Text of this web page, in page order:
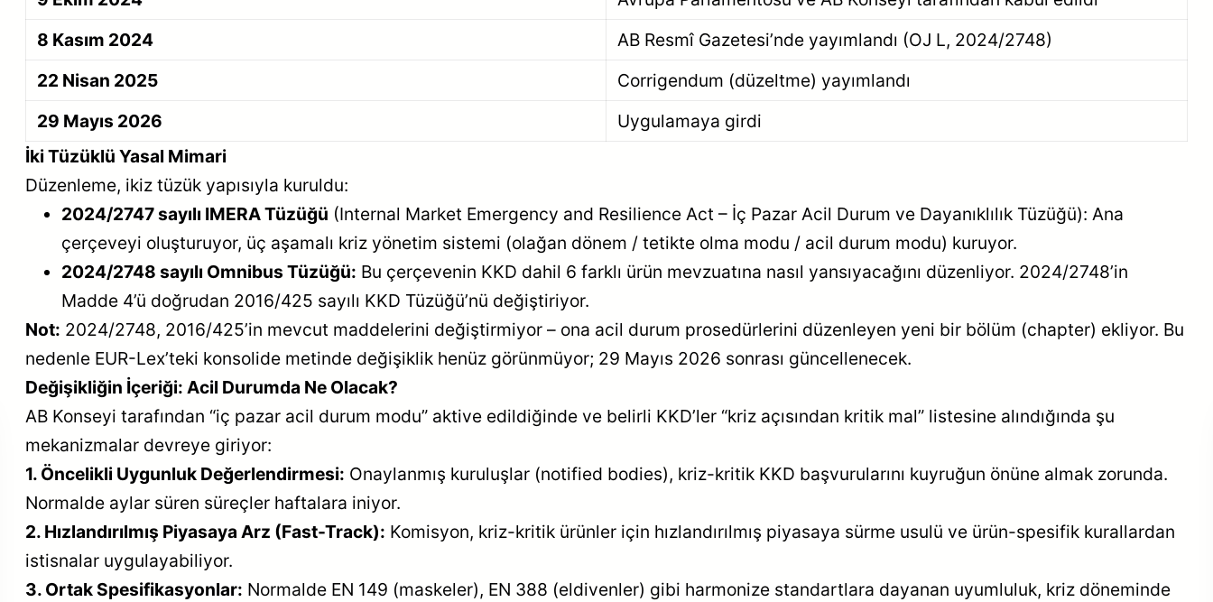
8 Kasım 2024
AB Resmî Gazetesi’nde yayımlandı (OJ L, 2024/2748)
22 Nisan 2025
Corrigendum (düzeltme) yayımlandı
29 Mayıs 2026
Uygulamaya girdi
İki Tüzüklü Yasal Mimari
Düzenleme, ikiz tüzük yapısıyla kuruldu:
2024/2747 sayılı IMERA Tüzüğü (Internal Market Emergency and Resilience Act – İç Pazar Acil Durum ve Dayanıklılık Tüzüğü): Ana
çerçeveyi oluşturuyor, üç aşamalı kriz yönetim sistemi (olağan dönem / tetikte olma modu / acil durum modu) kuruyor.
2024/2748 sayılı Omnibus Tüzüğü: Bu çerçevenin KKD dahil 6 farklı ürün mevzuatına nasıl yansıyacağını düzenliyor. 2024/2748’in
Madde 4’ü doğrudan 2016/425 sayılı KKD Tüzüğü’nü değiştiriyor.
Not: 2024/2748, 2016/425’in mevcut maddelerini değiştirmiyor – ona acil durum prosedürlerini düzenleyen yeni bir bölüm (chapter) ekliyor. Bu
nedenle EUR-Lex’teki konsolide metinde değişiklik henüz görünmüyor; 29 Mayıs 2026 sonrası güncellenecek.
Değişikliğin İçeriği: Acil Durumda Ne Olacak?
AB Konseyi tarafından “iç pazar acil durum modu” aktive edildiğinde ve belirli KKD’ler “kriz açısından kritik mal” listesine alındığında şu
mekanizmalar devreye giriyor:
1. Öncelikli Uygunluk Değerlendirmesi: Onaylanmış kuruluşlar (notified bodies), kriz-kritik KKD başvurularını kuyruğun önüne almak zorunda.
Normalde aylar süren süreçler haftalara iniyor.
2. Hızlandırılmış Piyasaya Arz (Fast-Track): Komisyon, kriz-kritik ürünler için hızlandırılmış piyasaya sürme usulü ve ürün-spesifik kurallardan
istisnalar uygulayabiliyor.
3. Ortak Spesifikasyonlar: Normalde EN 149 (maskeler), EN 388 (eldivenler) gibi harmonize standartlara dayanan uyumluluk, kriz döneminde
Kurumumuz TİGİAD
Sektörün Güçlü
AB Ormansızlaşma
Regülasyonu’nda
Kolaylaştırma Paketi
Yayımlandı